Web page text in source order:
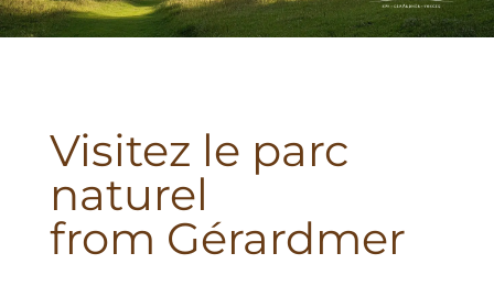
Visitez le parc
naturel
from Gérardmer